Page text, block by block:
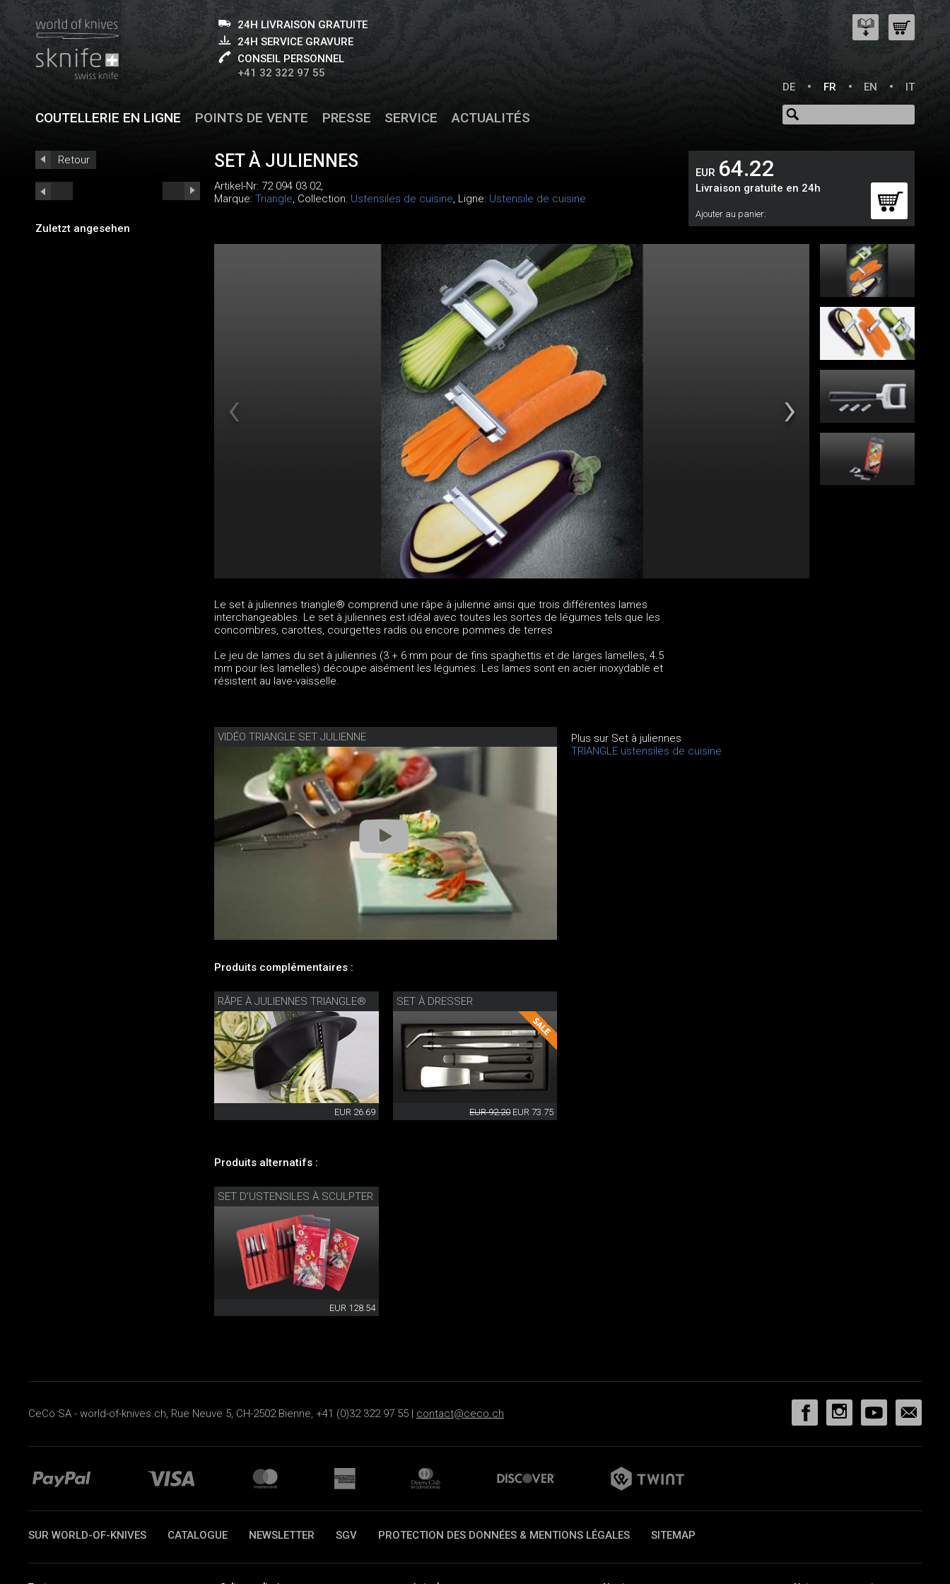
24H LIVRAISON GRATUITE
24H SERVICE GRAVURE
CONSEIL PERSONNEL
+41 32 322 97 55
DE
FR EN IT
COUTELLERIE EN LIGNE POINTS DE VENTE PRESSE SERVICE ACTUALITÉS
Retour
Zuletzt angesehen
SET À JULIENNES
Artikel-Nr: 72 094 03 02,
Marque: Triangle, Collection: Ustensiles de cuisine, Ligne: Ustensile de cuisine
EUR 64.22
Livraison gratuite en 24h
Ajouter au panier:
Le set à juliennes triangle® comprend une râpe à julienne ainsi que trois différentes lames
interchangeables. Le set à juliennes est idéal avec toutes les sortes de légumes tels que les
concombres, carottes, courgettes radis ou encore pommes de terres
Le jeu de lames du set à juliennes (3 + 6 mm pour de fins spaghettis et de larges lamelles, 4.5
mm pour les lamelles) découpe aisément les légumes. Les lames sont en acier inoxydable et
résistent au lave-vaisselle.
VIDÉO TRIANGLE SET JULIENNE
Plus sur Set à juliennes
TRIANGLE ustensiles de cuisine
Produits complémentaires :
RÂPE À JULIENNES TRIANGLE®
EUR 26.69
SET À DRESSER
EUR 92.20 EUR 73.75
Produits alternatifs :
SET D’USTENSILES À SCULPTER
EUR 128.54
CeCo SA - world-of-knives.ch, Rue Neuve 5, CH-2502 Bienne, +41 (0)32 322 97 55 | contact@ceco.ch
SUR WORLD-OF-KNIVES CATALOGUE NEWSLETTER SGV PROTECTION DES DONNÉES & MENTIONS LÉGALES SITEMAP